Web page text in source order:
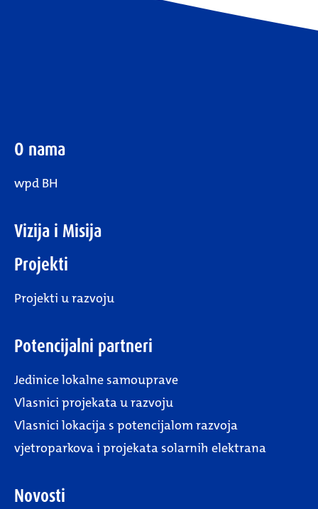
O nama
wpd BH
Vizija i Misija
Projekti
Projekti u razvoju
Potencijalni partneri
Jedinice lokalne samouprave
Vlasnici projekata u razvoju
Vlasnici lokacija s potencijalom razvoja
vjetroparkova i projekata solarnih elektrana
Novosti